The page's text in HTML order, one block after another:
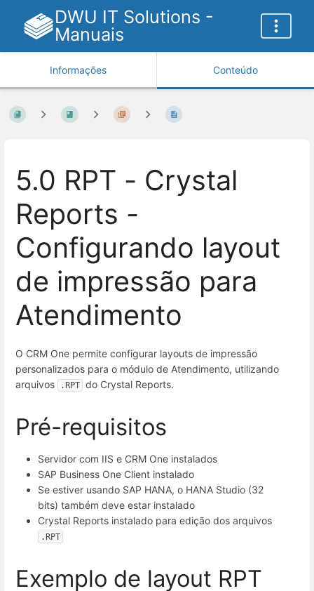
DWU IT Solutions -
Manuais
Informações Conteúdo
5.0 RPT - Crystal
Reports -
Configurando layout
de impressão para
Atendimento
O CRM One permite configurar layouts de impressão
personalizados para o módulo de Atendimento, utilizando
arquivos
.RPT do Crystal Reports.
Pré-requisitos
Servidor com IIS e CRM One instalados
SAP Business One Client instalado
Se estiver usando SAP HANA, o HANA Studio (32
bits) também deve estar instalado
Crystal Reports instalado para edição dos arquivos
.RPT
Exemplo de layout RPT